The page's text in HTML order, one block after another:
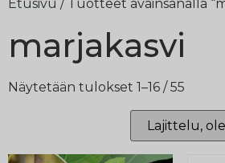
Etusivu / Tuotteet avainsanalla
marjakasvi
Näytetään tulokset 1–16 / 55